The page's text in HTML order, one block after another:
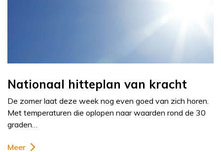
Nationaal hitteplan van kracht
De zomer laat deze week nog even goed van zich horen.
Met temperaturen die oplopen naar waarden rond de 30
graden…
Meer